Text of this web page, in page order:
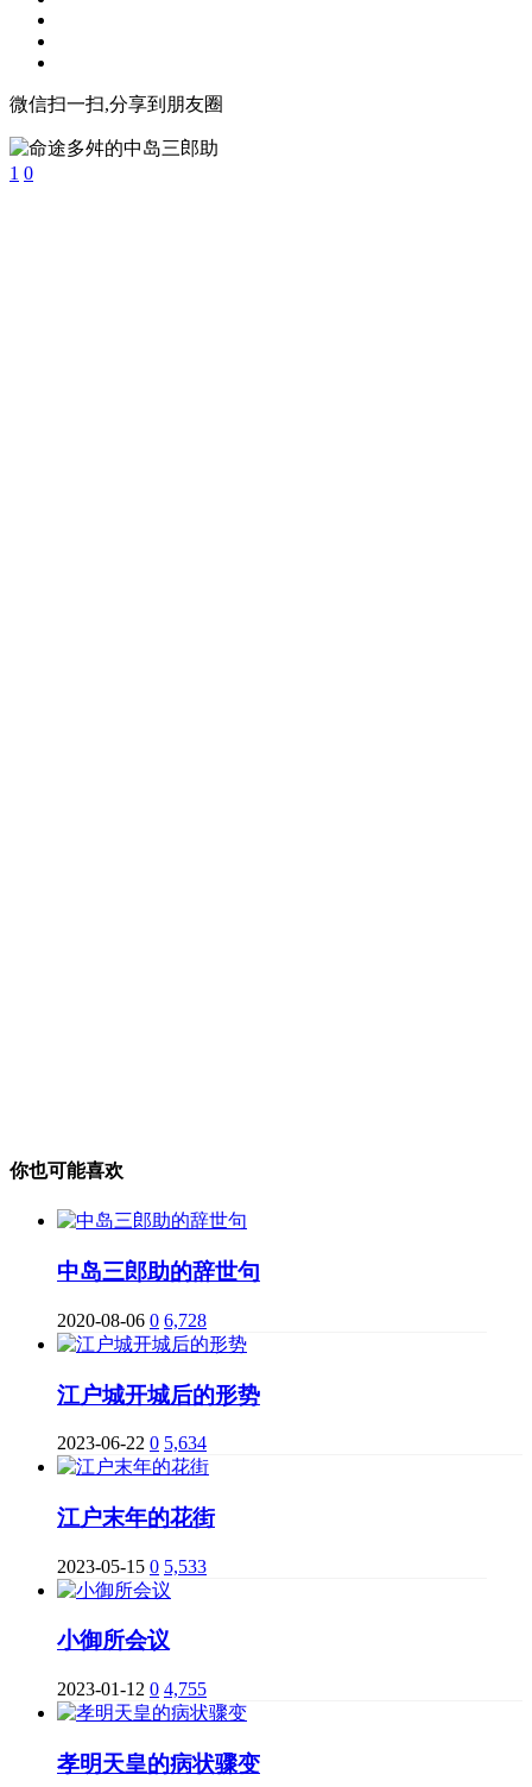
微信扫一扫,分享到朋友圈
1 0
你也可能喜欢
中岛三郎助的辞世句
2020-08-06 0 6,728
江户城开城后的形势
2023-06-22 0 5,634
江户末年的花街
2023-05-15 0 5,533
小御所会议
2023-01-12 0 4,755
孝明天皇的病状骤变